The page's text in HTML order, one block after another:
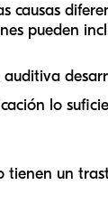
causas
pueden
lo
un